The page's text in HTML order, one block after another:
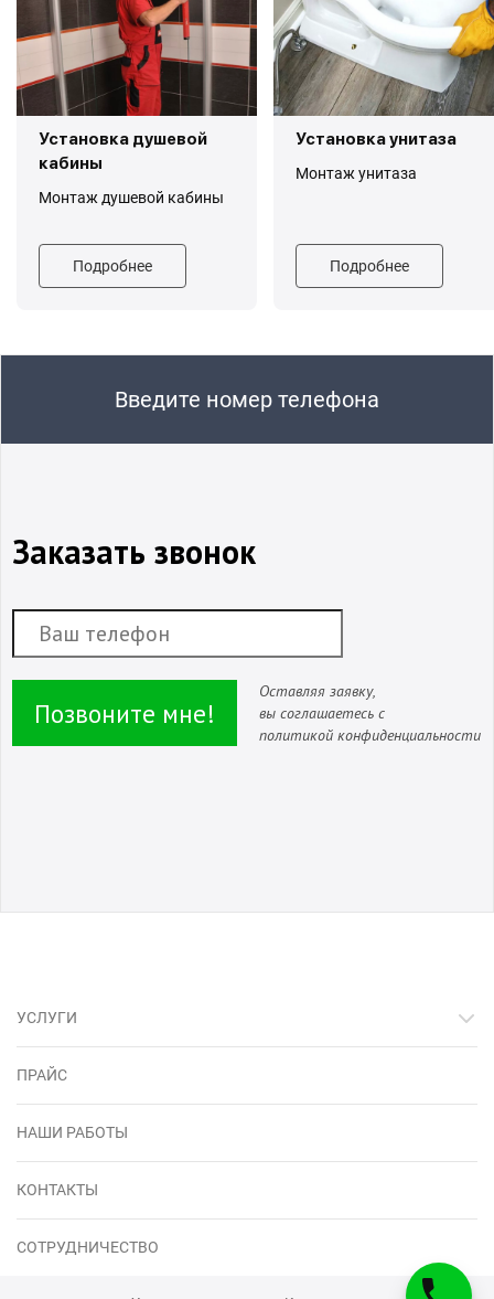
Установка душевой
кабины
Монтаж душевой кабины
Подробнее
Установка унитаза
Монтаж унитаза
Подробнее
Введите номер телефона
Заказать звонок
Позвоните мне!
Оставляя заявку,
вы соглашаетесь с
политикой конфиденциальности
УСЛУГИ
ПРАЙС
НАШИ РАБОТЫ
КОНТАКТЫ
СОТРУДНИЧЕСТВО